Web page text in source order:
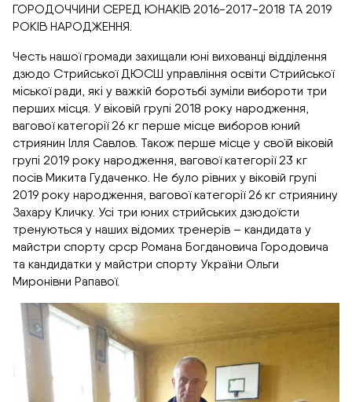
ГОРОДОЧЧИНИ СЕРЕД ЮНАКІВ 2016-2017-2018 ТА 2019
РОКІВ НАРОДЖЕННЯ.
Честь нашої громади захищали юні вихованці відділення
дзюдо Стрийської ДЮСШ управління освіти Стрийської
міської ради, які у важкій боротьбі зуміли вибороти три
перших місця. У віковій групі 2018 року народження,
вагової категорії 26 кг перше місце виборов юний
стриянин Ілля Савлов. Також перше місце у своїй віковій
групі 2019 року народження, вагової категорії 23 кг
посів Микита Гудаченко. Не було рівних у віковій групі
2019 року народження, вагової категорії 26 кг стриянину
Захару Кличку. Усі три юних стрийських дзюдоїсти
тренуються у наших відомих тренерів – кандидата у
майстри спорту срср Романа Богдановича Городовича
та кандидатки у майстри спорту України Ольги
Миронівни Рапавої.